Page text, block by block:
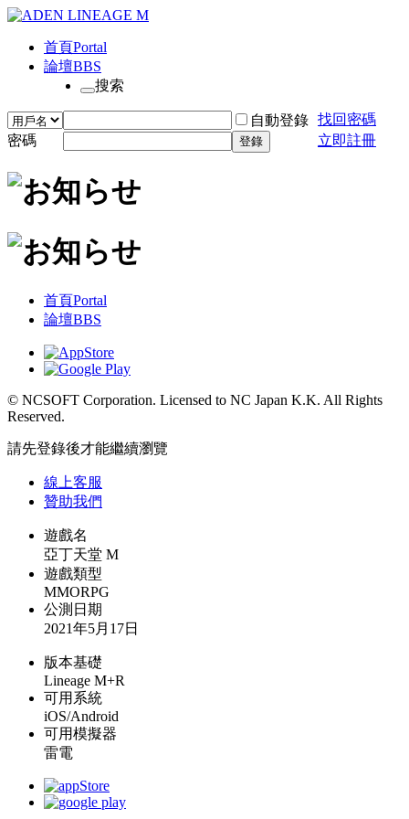
首頁Portal
論壇BBS
搜索
自動登錄 找回密碼
密碼
登錄 立即註冊
首頁Portal
論壇BBS
© NCSOFT Corporation. Licensed to NC Japan K.K. All Rights
Reserved.
請先登錄後才能繼續瀏覽
線上客服
贊助我們
遊戲名
亞丁天堂 M
遊戲類型
MMORPG
公測日期
2021年5月17日
版本基礎
Lineage M+R
可用系統
iOS/Android
可用模擬器
雷電